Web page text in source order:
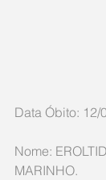
Data Óbito: 12/
Nome:
MARINHO.